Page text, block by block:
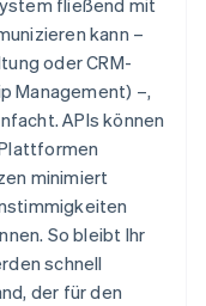
fließend mit
kann –
oder CRM-
Management) –,
APIs können
minimiert
So bleibt Ihr
schnell
der für den